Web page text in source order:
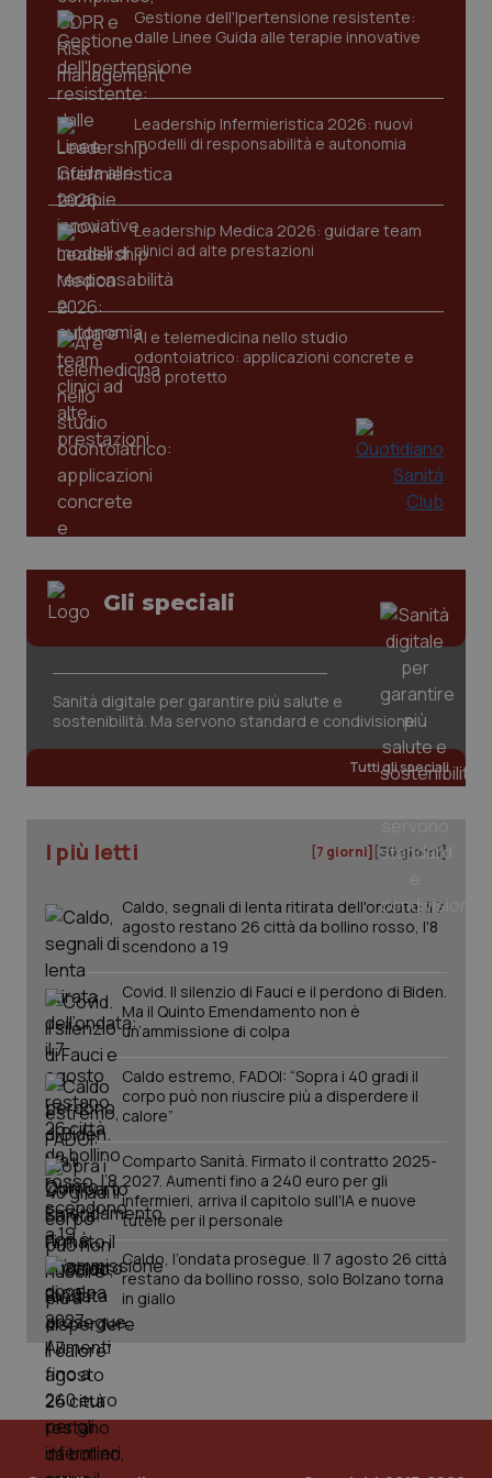
Gestione dell'Ipertensione resistente:
dalle Linee Guida alle terapie innovative
Leadership Infermieristica 2026: nuovi
modelli di responsabilità e autonomia
Leadership Medica 2026: guidare team
clinici ad alte prestazioni
AI e telemedicina nello studio
odontoiatrico: applicazioni concrete e
uso protetto
Gli speciali
Sanità digitale per garantire più salute e
sostenibilità. Ma servono standard e condivisione
Tutti gli speciali
I più letti [7 giorni] [30 giorni]
Caldo, segnali di lenta ritirata dell'ondata: il 7
agosto restano 26 città da bollino rosso, l'8
scendono a 19
Covid. Il silenzio di Fauci e il perdono di Biden.
Ma il Quinto Emendamento non è
un’ammissione di colpa
Caldo estremo, FADOI: “Sopra i 40 gradi il
corpo può non riuscire più a disperdere il
calore”
Comparto Sanità. Firmato il contratto 2025-
2027. Aumenti fino a 240 euro per gli
infermieri, arriva il capitolo sull'IA e nuove
tutele per il personale
Caldo, l’ondata prosegue. Il 7 agosto 26 città
restano da bollino rosso, solo Bolzano torna
in giallo
Nome
Fornitore/ Dominio
VISITOR_PRIVACY_METADATA
CookieScript
www.quotidianosanita.it
tracking-sites-ironfish-
tracking-enable
www.quotidianosanita.it
_ga